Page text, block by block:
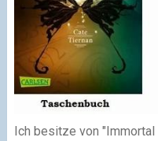
Ich besitze von "Immortal